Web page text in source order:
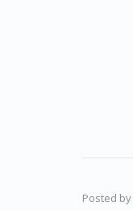
Posted by